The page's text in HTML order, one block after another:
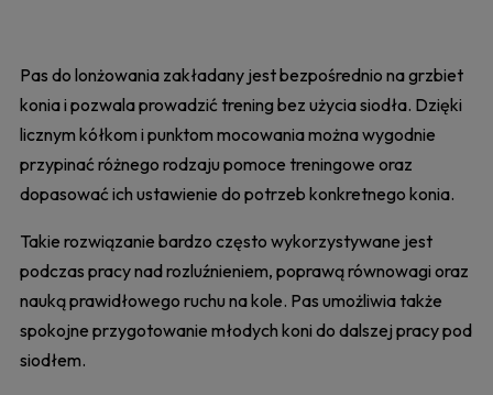
Pas do lonżowania zakładany jest bezpośrednio na grzbiet
konia i pozwala prowadzić trening bez użycia siodła. Dzięki
licznym kółkom i punktom mocowania można wygodnie
przypinać różnego rodzaju pomoce treningowe oraz
dopasować ich ustawienie do potrzeb konkretnego konia.
Takie rozwiązanie bardzo często wykorzystywane jest
podczas pracy nad rozluźnieniem, poprawą równowagi oraz
nauką prawidłowego ruchu na kole. Pas umożliwia także
spokojne przygotowanie młodych koni do dalszej pracy pod
siodłem.